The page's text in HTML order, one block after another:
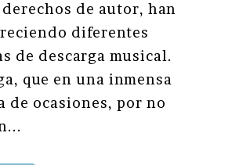
de autor, han
diferentes
de descarga musical.
que en una inmensa
de ocasiones, por no